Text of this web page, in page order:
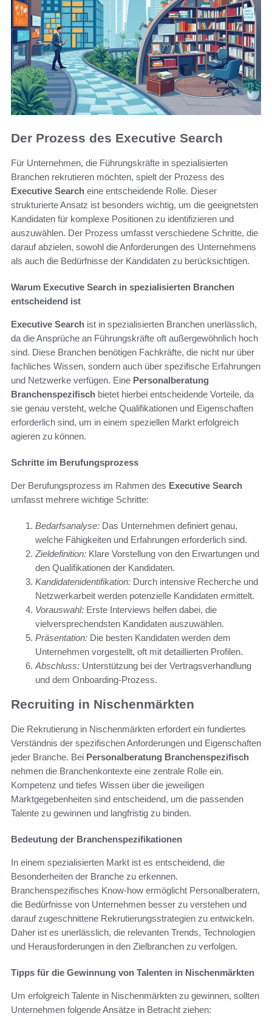
Der Prozess des Executive Search
Für Unternehmen, die Führungskräfte in spezialisierten
Branchen rekrutieren möchten, spielt der Prozess des
Executive Search eine entscheidende Rolle. Dieser
strukturierte Ansatz ist besonders wichtig, um die geeignetsten
Kandidaten für komplexe Positionen zu identifizieren und
auszuwählen. Der Prozess umfasst verschiedene Schritte, die
darauf abzielen, sowohl die Anforderungen des Unternehmens
als auch die Bedürfnisse der Kandidaten zu berücksichtigen.
Warum Executive Search in spezialisierten Branchen
entscheidend ist
Executive Search ist in spezialisierten Branchen unerlässlich,
da die Ansprüche an Führungskräfte oft außergewöhnlich hoch
sind. Diese Branchen benötigen Fachkräfte, die nicht nur über
fachliches Wissen, sondern auch über spezifische Erfahrungen
und Netzwerke verfügen. Eine Personalberatung
Branchenspezifisch bietet hierbei entscheidende Vorteile, da
sie genau versteht, welche Qualifikationen und Eigenschaften
erforderlich sind, um in einem speziellen Markt erfolgreich
agieren zu können.
Schritte im Berufungsprozess
Der Berufungsprozess im Rahmen des Executive Search
umfasst mehrere wichtige Schritte:
Bedarfsanalyse: Das Unternehmen definiert genau,
welche Fähigkeiten und Erfahrungen erforderlich sind.
Zieldefinition: Klare Vorstellung von den Erwartungen und
den Qualifikationen der Kandidaten.
Kandidatenidentifikation: Durch intensive Recherche und
Netzwerkarbeit werden potenzielle Kandidaten ermittelt.
Vorauswahl: Erste Interviews helfen dabei, die
vielversprechendsten Kandidaten auszuwählen.
Präsentation: Die besten Kandidaten werden dem
Unternehmen vorgestellt, oft mit detaillierten Profilen.
Abschluss: Unterstützung bei der Vertragsverhandlung
und dem Onboarding-Prozess.
Recruiting in Nischenmärkten
Die Rekrutierung in Nischenmärkten erfordert ein fundiertes
Verständnis der spezifischen Anforderungen und Eigenschaften
jeder Branche. Bei Personalberatung Branchenspezifisch
nehmen die Branchenkontexte eine zentrale Rolle ein.
Kompetenz und tiefes Wissen über die jeweiligen
Marktgegebenheiten sind entscheidend, um die passenden
Talente zu gewinnen und langfristig zu binden.
Bedeutung der Branchenspezifikationen
In einem spezialisierten Markt ist es entscheidend, die
Besonderheiten der Branche zu erkennen.
Branchenspezifisches Know-how ermöglicht Personalberatern,
die Bedürfnisse von Unternehmen besser zu verstehen und
darauf zugeschnittene Rekrutierungsstrategien zu entwickeln.
Daher ist es unerlässlich, die relevanten Trends, Technologien
und Herausforderungen in den Zielbranchen zu verfolgen.
Tipps für die Gewinnung von Talenten in Nischenmärkten
Um erfolgreich Talente in Nischenmärkten zu gewinnen, sollten
Unternehmen folgende Ansätze in Betracht ziehen: